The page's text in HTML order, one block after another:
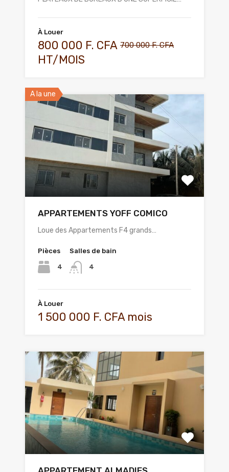
À Louer
800 000 F. CFA 700 000 F. CFA
HT/MOIS
A la une
APPARTEMENTS YOFF COMICO
Loue des Appartements F4 grands…
Pièces
4
Salles de bain
4
À Louer
1 500 000 F. CFA mois